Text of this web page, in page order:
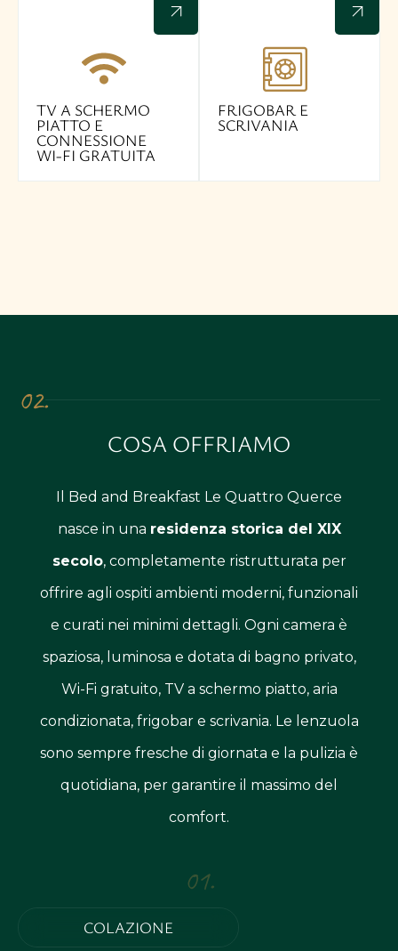
TV A SCHERMO
PIATTO E
CONNESSIONE
WI-FI GRATUITA
FRIGOBAR E
SCRIVANIA​
02.
COSA OFFRIAMO
Il Bed and Breakfast Le Quattro Querce
nasce in una residenza storica del XIX
secolo, completamente ristrutturata per
offrire agli ospiti ambienti moderni, funzionali
e curati nei minimi dettagli. Ogni camera è
spaziosa, luminosa e dotata di bagno privato,
Wi-Fi gratuito, TV a schermo piatto, aria
condizionata, frigobar e scrivania. Le lenzuola
sono sempre fresche di giornata e la pulizia è
quotidiana, per garantire il massimo del
comfort.
01.
COLAZIONE